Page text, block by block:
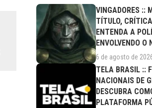
VINGADORES ::
TÍTULO,
ENTENDA A
ENVOLVENDO O
MARVEL
6 de agosto de
TELA BRASIL ::
NACIONAIS DE
DESCUBRA
PLATAFORMA